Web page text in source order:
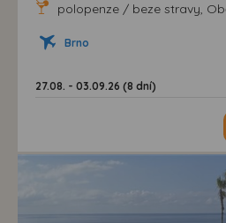
polopenze / beze stravy,
Brno
27.08. - 03.09.26 (8 dní)